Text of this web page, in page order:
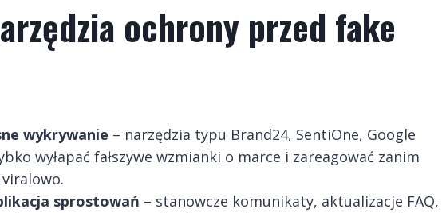
ochrony przed fake
wykrywanie – narzędzia typu Brand24, SentiOne, Google
wyłapać fałszywe wzmianki o marce i zareagować zanim
sprostowań – stanowcze komunikaty, aktualizacje FAQ,